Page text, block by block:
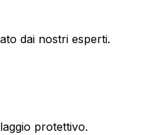
dai nostri esperti.
protettivo.